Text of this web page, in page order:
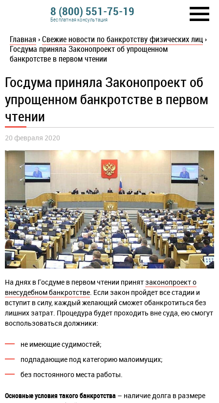
8 (800) 551-75-19
Бесплатная консультация
Главная ›Свежие новости по банкротству физических лиц ›
Госдума приняла Законопроект об упрощенном
банкротстве в первом чтении
Госдума приняла Законопроект об
упрощенном банкротстве в первом
чтении
20 февраля 2020
На днях в Госдуме в первом чтении принят законопроект о
внесудебном банкротстве. Если закон пройдет все стадии и
вступит в силу, каждый желающий сможет обанкротиться без
лишних затрат. Процедура будет проходить вне суда, ею смогут
воспользоваться должники:
не имеющие судимостей;
подпадающие под категорию малоимущих;
без постоянного места работы.
Основные условия такого банкротства – наличие долга в размере